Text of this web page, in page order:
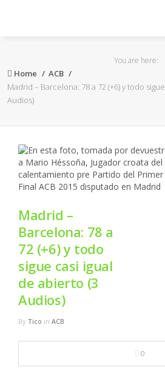
ACB
FEB
FIBA
OTROS
FORMACIÓN
RIO 2016
You are here:
Home
ACB
Madrid – Barcelona: 78 a 72 (+6) y todo
Audios)
Madrid –
Barcelona: 78 a
72 (+6) y todo
sigue casi igual
de abierto (3
Audios)
By Tico in ACB
0